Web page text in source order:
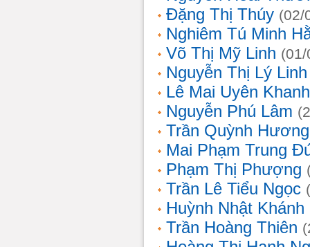
Đặng Thị Thúy (02/
Nghiêm Tú Minh
Võ Thị Mỹ Linh
Nguyễn Thị Lý Linh
Lê Mai Uyên Khanh
Nguyễn Phú Lâm
Trần Quỳnh Hương
Mai Phạm Trung
Phạm Thị Phượng
Trần Lê Tiểu Ngọc
Huỳnh Nhật Khánh
Trần Hoàng Thiên